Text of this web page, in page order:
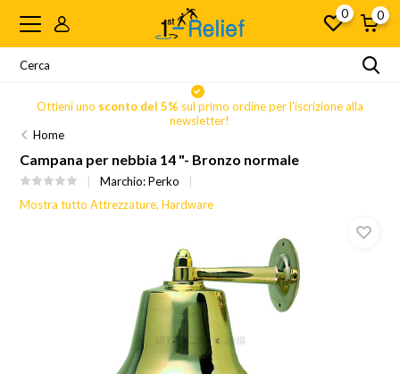
0 0
Ottieni uno sconto del 5% sul primo ordine per l'iscrizione alla
newsletter!
Home
Campana per nebbia 14 "- Bronzo normale
Marchio:Perko
Mostra tutto Attrezzature, Hardware